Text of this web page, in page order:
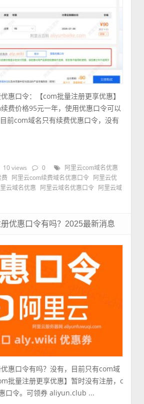
惠口令：【com批量注册更享优惠】
费价格95元一年，使用优惠口令可以
前com域名只有续费优惠口令，没有
10 views 0
阿里云com域名优惠
费 阿里云com续费域名优惠口令
阿里云优
云域名优惠 阿里云域名优惠口令
阿里云域
优惠口令有吗？2025最新消息
惠口令有吗？没有，目前只有com域
批量注册更享优惠】暂时没有注册，c
口令。可领券 aliyun.club ...